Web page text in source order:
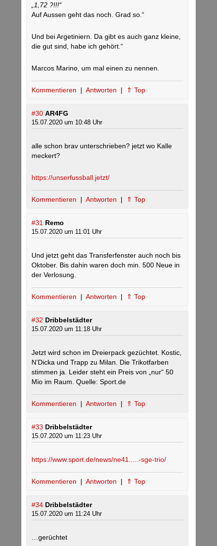
„1,72 ?!!!“
Auf Aussen geht das noch. Grad so.“
Und bei Argetiniern. Da gibt es auch ganz kleine,
die gut sind, habe ich gehört.“
Marcos Marino, um mal einen zu nennen.
Kommentieren | Antworten | ⇑ Top
#30 AR4FG
15.07.2020 um 10:48 Uhr
alle schon brav unterschrieben? jetzt wo Kalle
meckert?
https://unserfussball.jetzt/
Kommentieren | Antworten | ⇑ Top
#31 Remo
15.07.2020 um 11:01 Uhr
Und jetzt geht das Transferfenster auch noch bis
Oktober. Bis dahin waren doch min. 500 Neue in
der Verlosung.
Kommentieren | Antworten | ⇑ Top
#32 Dribbelstädter
15.07.2020 um 11:18 Uhr
Jetzt wird schon im Dreierpack gezüchtet. Kostic,
N’Dicka und Trapp zu Milan. Die Trikotfarben
stimmen ja. Leider steht ein Preis von „nur“ 50
Mio im Raum. Quelle: Sport.de
Kommentieren | Antworten | ⇑ Top
#33 Dribbelstädter
15.07.2020 um 11:23 Uhr
https://www.sport.de/news/ne41.....-sge-trio/
Kommentieren | Antworten | ⇑ Top
#34 Dribbelstädter
15.07.2020 um 11:24 Uhr
…gerüchtet